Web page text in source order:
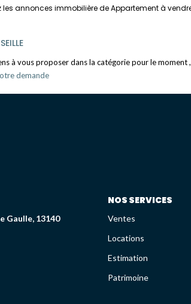
annonces immobilière de Appartement à vendre
à vous proposer dans la catégorie pour le
demande
Gaulle, 13140
NOS SERVICES
Ventes
Locations
Estimation
Patrimoine